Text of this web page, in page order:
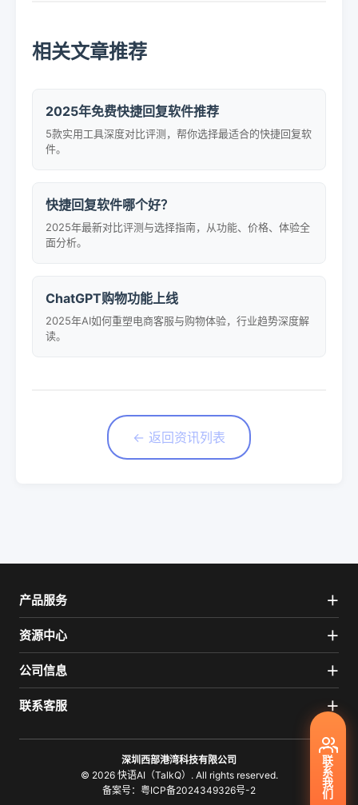
相关文章推荐
2025年免费快捷回复软件推荐
5款实用工具深度对比评测，帮你选择最适合的快捷回复软
件。
快捷回复软件哪个好？
2025年最新对比评测与选择指南，从功能、价格、体验全
面分析。
ChatGPT购物功能上线
2025年AI如何重塑电商客服与购物体验，行业趋势深度解
读。
← 返回资讯列表
产品服务
资源中心
公司信息
联系客服
深圳西部港湾科技有限公司
© 2026 快语AI（TalkQ）. All rights reserved.
备案号： 粤ICP备2024349326号-2
联
系
我
们